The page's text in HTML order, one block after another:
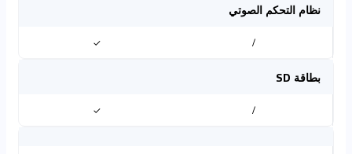
نظام التحكم الصوتي
/
✓
بطاقة SD
/
✓